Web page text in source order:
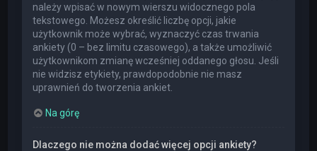
należy wpisać w nowym wierszu widocznego pola
tekstowego. Możesz określić liczbę opcji, jakie
użytkownik może wybrać, wyznaczyć czas trwania
ankiety (0 – bez limitu czasowego), a także umożliwić
użytkownikom zmianę wcześniej oddanego głosu. Jeśli
nie widzisz etykiety, prawdopodobnie nie masz
uprawnień do tworzenia ankiet.
Na górę
Dlaczego nie można dodać więcej opcji ankiety?